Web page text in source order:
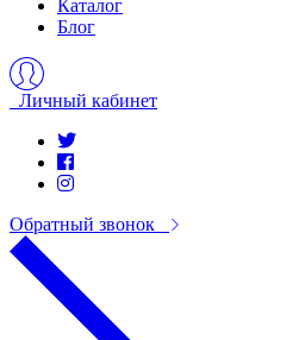
Каталог
Блог
Личный кабинет
Обратный звонок